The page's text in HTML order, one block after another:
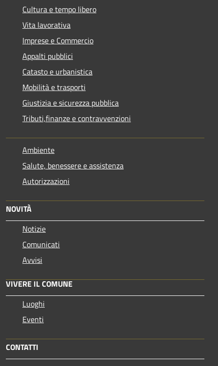
Cultura e tempo libero
Vita lavorativa
Imprese e Commercio
Appalti pubblici
Catasto e urbanistica
Mobilità e trasporti
Giustizia e sicurezza pubblica
Tributi,finanze e contravvenzioni
Ambiente
Salute, benessere e assistenza
Autorizzazioni
NOVITÀ
Notizie
Comunicati
Avvisi
VIVERE IL COMUNE
Luoghi
Eventi
CONTATTI